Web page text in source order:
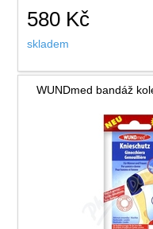
580 Kč
skladem
WUNDmed bandáž